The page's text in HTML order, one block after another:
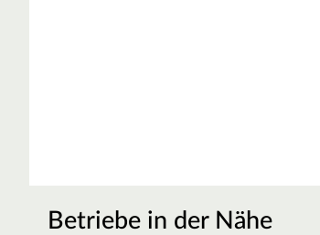
Betriebe in der Nähe